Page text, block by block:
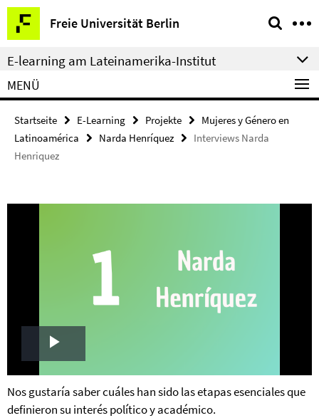
Springe
direkt
zu
Inhalt
Freie Universität Berlin
Service-
Navigation
E-learning am Lateinamerika-Institut
MENÜ
Startseite E-Learning Projekte
Mujeres y Género en
Latinoamérica
Narda Henríquez
Interviews Narda
Henriquez
Play
Video
Nos gustaría saber cuáles han sido las etapas esenciales que
definieron su interés político y académico.